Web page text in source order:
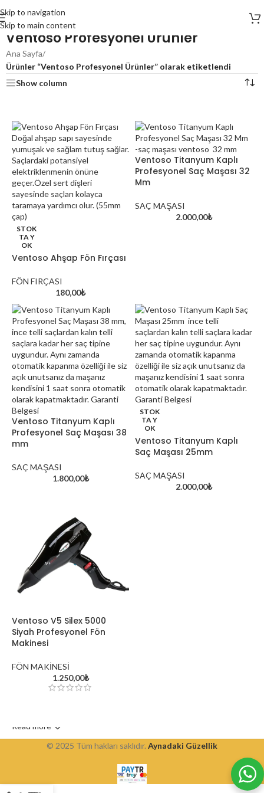
Skip to navigation
Skip to main content
Ventoso Profesyonel Ürünler
Ana Sayfa/
Ürünler “Ventoso Profesyonel Ürünler” olarak etiketlendi
Show column
oi hakkında
the World of Cosmetics and
Aynadaki Güzellik Kuaför
Kozmetik Satış Mağazası:
STOK
TA Y
OK
Ventoso Ahşap Fön Fırçası
FÖN FIRÇASI
180,00₺
Ventoso Titanyum Kaplı
Profesyonel Saç Maşası 32
Mm
SAÇ MAŞASI
2.000,00₺
Ventoso Titanyum Kaplı
Profesyonel Saç Maşası 38
mm
SAÇ MAŞASI
1.800,00₺
STOK
TA Y
OK
Ventoso Titanyum Kaplı
Saç Maşası 25mm
SAÇ MAŞASI
2.000,00₺
Ventoso V5 Silex 5000
Siyah Profesyonel Fön
Makinesi
FÖN MAKİNESİ
1.250,00₺
Read more
© 2025 Tüm hakları saklıdır. Aynadaki Güzellik